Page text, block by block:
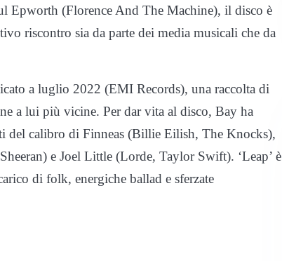
Epworth (Florence And The Machine), il disco è
riscontro sia da parte dei media musicali che da
a luglio 2022 (EMI Records), una raccolta di
a lui più vicine. Per dar vita al disco, Bay ha
del calibro di Finneas (Billie Eilish, The Knocks),
e Joel Little (Lorde, Taylor Swift). ‘Leap’ è
di folk, energiche ballad e sferzate